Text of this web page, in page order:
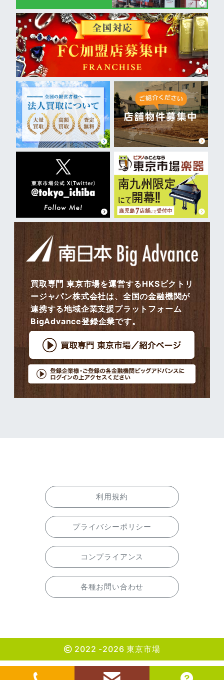
買取専門 東京市場を運営するHKSビクトリ
ージャパン株式会社は、全国の金融機関が
連携する地域企業支援プラットフォーム
BigAdvance登録企業です。
利用規約
プライバシーポリシー
コンプライアンス
各種お問い合わせ
2022 -2026 東京市場